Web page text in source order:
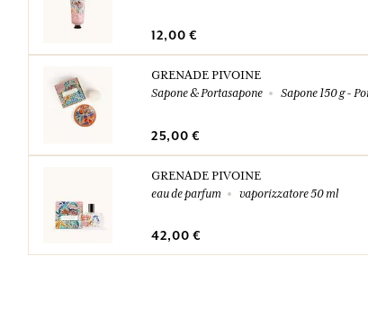
12,00 €
GRENADE PIVOINE
Sapone & Portasapone
Sapone 150 g -
25,00 €
GRENADE PIVOINE
eau de parfum
vaporizzatore 50 ml
42,00 €